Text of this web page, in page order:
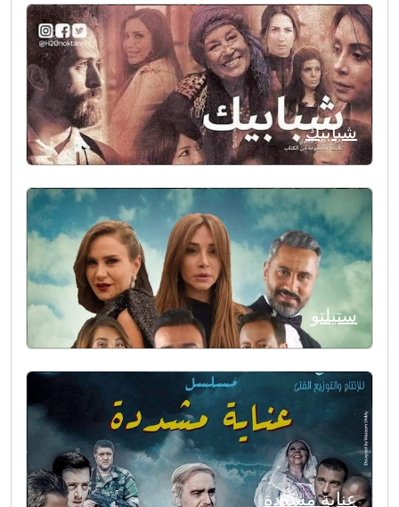
شبابيك
ستيلتو
عناية مشددة